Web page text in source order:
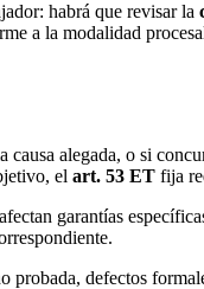
habrá que revisar la
a la modalidad
alegada, o si
el art. 53 ET fija
garantías
probada, defectos